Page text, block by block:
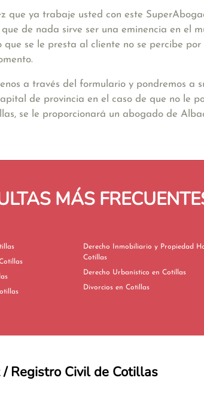
que ya trabaje usted con este
de nada sirve ser una eminencia en el
que se le presta al cliente no se percibe
a través del formulario y pondremos a
de provincia en el caso de que no le
se le proporcionará un abogado de
MÁS
en Cotillas
en Cotillas
en Cotillas
Derecho Inmobiliario y Propiedad
Cotillas
Derecho Urbanístico en Cotillas
Divorcios en Cotillas
/ Registro Civil de Cotillas